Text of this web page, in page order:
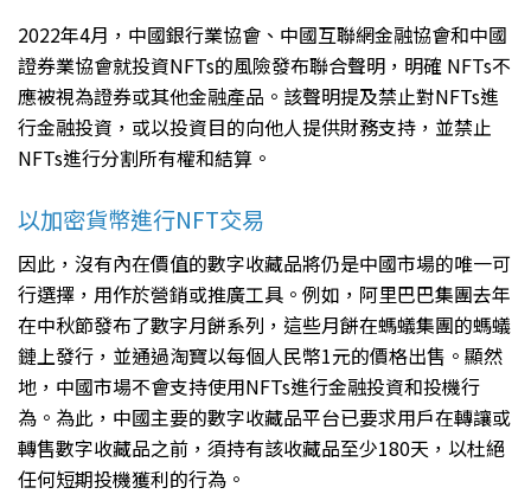
2022年4月，中國銀行業協會、中國互聯網金融協會和中國
證券業協會就投資NFTs的風險發布聯合聲明，明確 NFTs不
應被視為證券或其他金融產品。該聲明提及禁止對NFTs進
行金融投資，或以投資目的向他人提供財務支持，並禁止
NFTs進行分割所有權和結算。
以加密貨幣進行NFT交易
因此，沒有內在價值的數字收藏品將仍是中國市場的唯一可
行選擇，用作於營銷或推廣工具。例如，阿里巴巴集團去年
在中秋節發布了數字月餅系列，這些月餅在螞蟻集團的螞蟻
鏈上發行，並通過淘寶以每個人民幣1元的價格出售。顯然
地，中國市場不會支持使用NFTs進行金融投資和投機行
為。為此，中國主要的數字收藏品平台已要求用戶在轉讓或
轉售數字收藏品之前，須持有該收藏品至少180天，以杜絕
任何短期投機獲利的行為。